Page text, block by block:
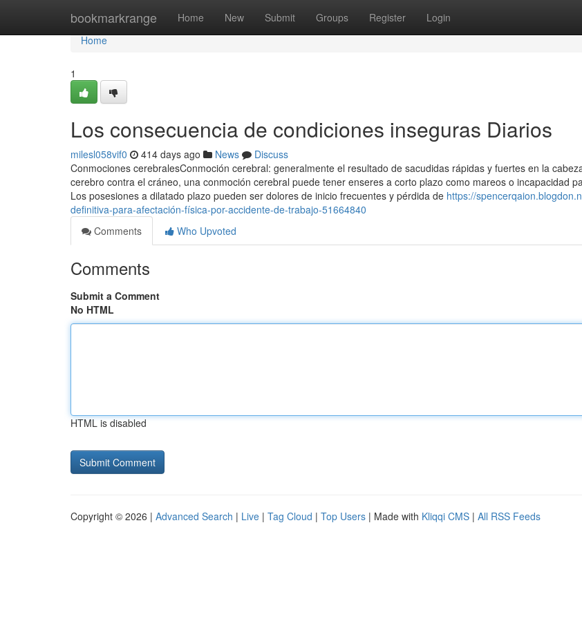
bookmarkrange Home New Submit Groups Register Login
Home
Home
1
Los consecuencia de condiciones inseguras Diarios
milesl058vif0 414 days ago News
Discuss
Conmociones cerebralesConmoción cerebral: generalmente el resultado de sacudidas rápidas y fuertes en la
cerebro contra el cráneo, una conmoción cerebral puede tener enseres a corto plazo como mareos o incapacidad
Los posesiones a dilatado plazo pueden ser dolores de inicio frecuentes y pérdida de https://
definitiva-para-afectación-física-por-accidente-de-trabajo-51664840
Comments
Who Upvoted
Comments
Submit a Comment
No HTML
HTML is disabled
Copyright © 2026 | Advanced Search | Live | Tag Cloud | Top Users | Made with Kliqqi CMS | All RSS Feeds